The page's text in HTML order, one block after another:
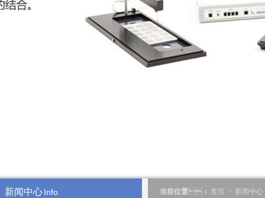
新闻中心Info 当前位置： 首页 > 新闻中心